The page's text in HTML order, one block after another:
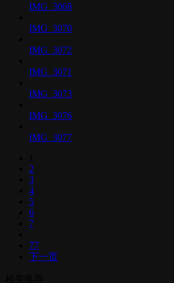
IMG_3068
IMG_3070
IMG_3072
IMG_3071
IMG_3073
IMG_3076
IMG_3077
2
3
4
5
6
7
77
下一页